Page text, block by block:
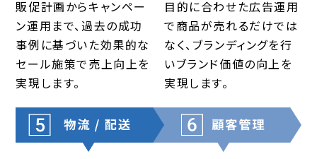
販促計画からキャンペー
ン運用まで、過去の成功
事例に基づいた効果的な
セール施策で売上向上を
実現します。
目的に合わせた広告運用
で商品が売れるだけでは
なく、ブランディングを行
いブランド価値の向上を
実現します。